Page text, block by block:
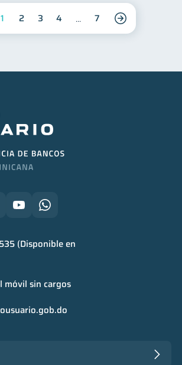
1 2 3 4 7
(Disponible en
móvil sin cargos